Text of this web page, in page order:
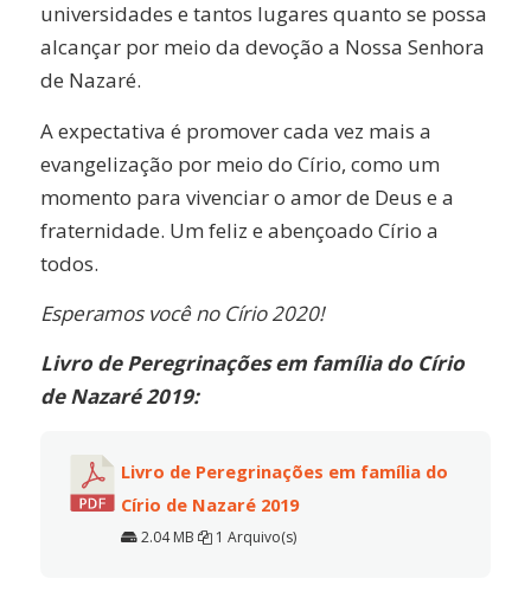
universidades e tantos lugares quanto se possa
alcançar por meio da devoção a Nossa Senhora
de Nazaré.
A expectativa é promover cada vez mais a
evangelização por meio do Círio, como um
momento para vivenciar o amor de Deus e a
fraternidade. Um feliz e abençoado Círio a
todos.
Esperamos você no Círio 2020!
Livro de Peregrinações em família do Círio
de Nazaré 2019:
Livro de Peregrinações em família do
Círio de Nazaré 2019
2.04 MB 1 Arquivo(s)